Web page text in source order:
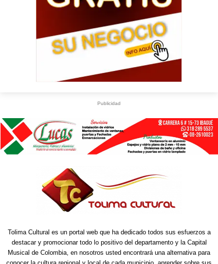
Publicidad
Tolima Cultural es un portal web que ha dedicado todos sus esfuerzos a
destacar y promocionar todo lo positivo del departamento y la Capital
Musical de Colombia, en nosotros usted encontrará una alternativa para